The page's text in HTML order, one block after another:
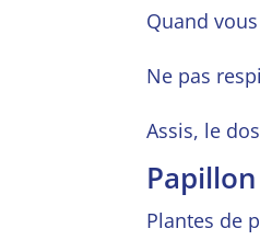
Quand
Ne pas
Assis, le
Plantes de